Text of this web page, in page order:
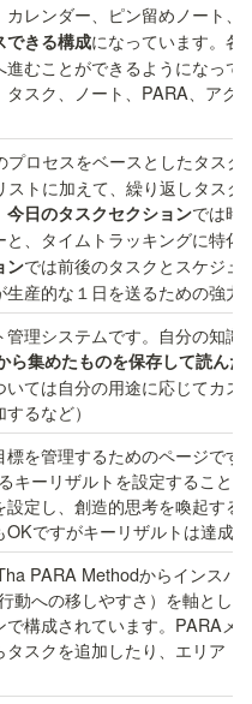
カレンダー、ピン留めノート、
できる構成になっています。各
進むことができるようになっ
タスク、ノート、PARA、アク
プロセスをベースとしたタス
ストに加えて、繰り返しタス
今日のタスクセクションでは時
と、タイムトラッキングに特
ンでは前後のタスクとスケジ
生産的な１日を送るための強
管理システムです。自分の知
ら集めたものを保存して読ん
いては自分の用途に応じてカ
るなど）
標を管理するためのページで
キーリザルトを設定すること
設定し、創造的思考を喚起す
OKですがキーリザルトは達成
PARA Methodからインスパ
動への移しやすさ）を軸とし
で構成されています。PARAメ
タスクを追加したり、エリア